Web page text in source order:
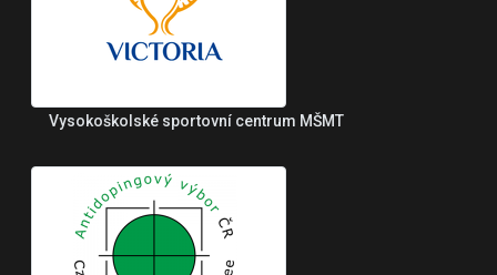
Vysokoškolské sportovní centrum MŠMT